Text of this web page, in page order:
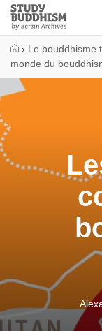
Close
Study
Buddhism
› Le bouddhisme
monde du